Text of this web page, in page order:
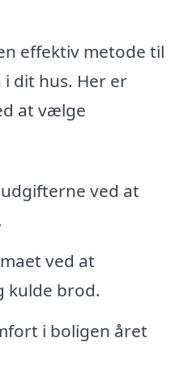
effektiv metode til
dit hus. Her er
at vælge
ved at
ved at
kulde brod.
i boligen året